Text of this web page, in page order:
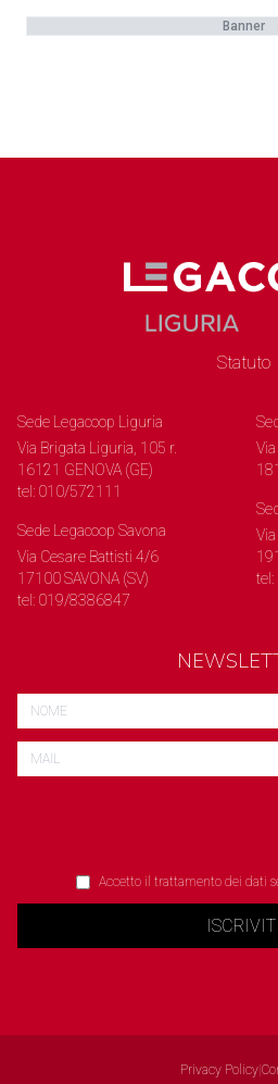
Banner
Statuto
Sede Legacoop Liguria
Via Brigata Liguria, 105 r.
16121 GENOVA (GE)
tel: 010/572111
Sede Legacoop Savona
Via Cesare Battisti 4/6
17100 SAVONA (SV)
tel: 019/8386847
Accetto il trattamento dei dati
ISCRIVITI
Privacy Policy